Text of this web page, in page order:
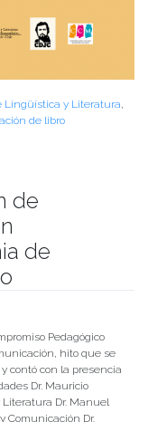
Lingüística y Literatura,
de libro
de
de
Pedagógico
hito que se
contó con la presencia
Dr. Mauricio
Dr. Manuel
Comunicación Dr.